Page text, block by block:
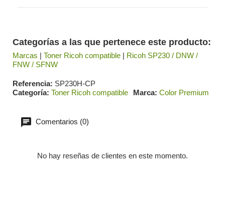
Categorías a las que pertenece este producto:
Marcas | Toner Ricoh compatible | Ricoh SP230 / DNW /
FNW / SFNW
Referencia SP230H-CP
Categoría Toner Ricoh compatible Marca Color Premium
Comentarios (0)
No hay reseñas de clientes en este momento.